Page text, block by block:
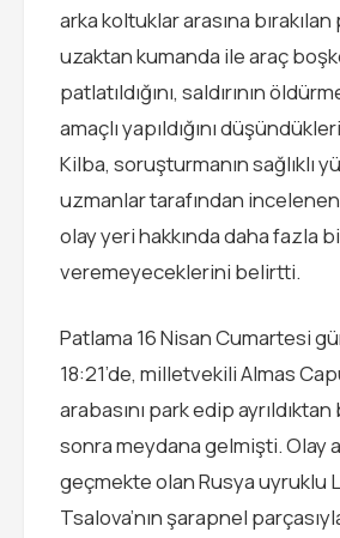
arka koltuklar arasına bırakılan
uzaktan kumanda ile araç
patlatıldığını, saldırının
amaçlı yapıldığını
Kilba, soruşturmanın sağlıklı
uzmanlar tarafından incelenen
olay yeri hakkında daha fazla
veremeyeceklerini belirtti.
Patlama 16 Nisan Cumartesi
18:21’de, milletvekili Almas
arabasını park edip
sonra meydana gelmişti. Olay
geçmekte olan Rusya uyruklu
Tsalova’nın şarapnel